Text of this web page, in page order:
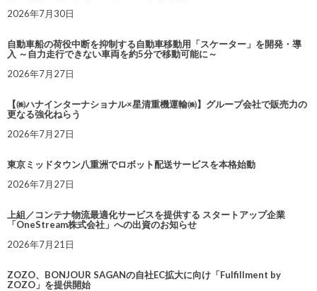
2026年7月30日
自動車船の荷役中断を抑制する自動車移動用「スケーター」を開発・導
入 ～自力走行できない車両を約5分で移動可能に～
2026年7月27日
【㈱ハナインターナショナル×星清重機運輸㈱】グループ会社で販売力の
更なる強化ねらう
2026年7月27日
東京ミッドタウン八重洲でロボット配送サービスを本格始動
2026年7月27日
上組／コンテナ物流最適化サービスを提供する スタートアップ企業
「OneStream株式会社」への出資のお知らせ
2026年7月21日
ZOZO、BONJOUR SAGANの自社EC拡大に向け「Fulfillment by
ZOZO」を提供開始